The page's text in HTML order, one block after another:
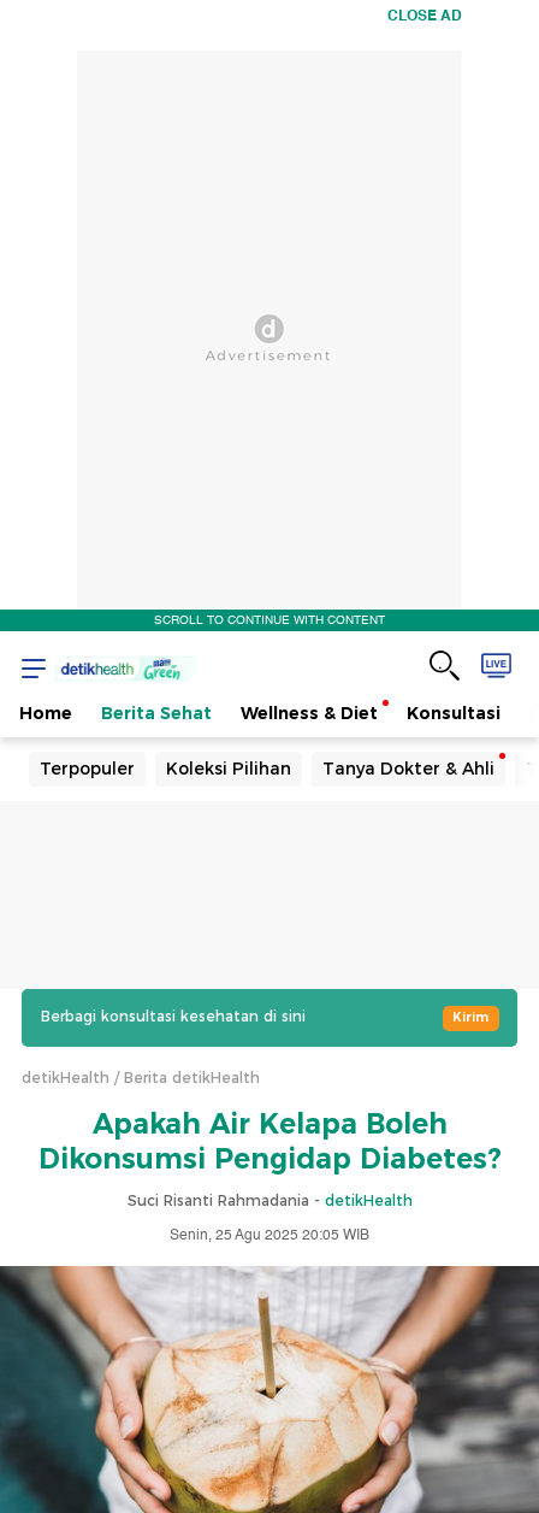
CLOSE AD
SCROLL TO CONTINUE WITH CONTENT
Home Berita Sehat Wellness & Diet Konsultasi
Terpopuler Koleksi Pilihan Tanya Dokter & Ahli
Berbagi konsultasi kesehatan di sini Kirim
detikHealth Berita detikHealth
Apakah Air Kelapa Boleh
Dikonsumsi Pengidap Diabetes?
Suci Risanti Rahmadania - detikHealth
Senin, 25 Agu 2025 20:05 WIB